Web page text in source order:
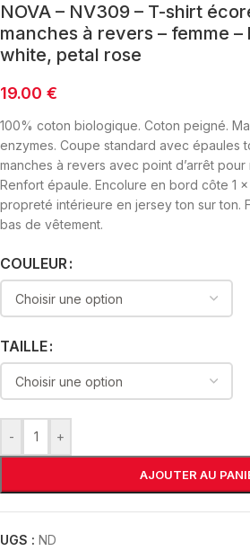
NOVA – NV309 – T-shirt
manches à revers – femme
white, petal rose
19.00 €
100% coton biologique. Coton peigné.
enzymes. Coupe standard avec épaules
manches à revers avec point d’arrêt pour
Renfort épaule. Encolure en bord côte 1 x
propreté intérieure en jersey ton sur ton.
bas de vêtement.
COULEUR
TAILLE
- +
AJOUTER AU
UGS : ND